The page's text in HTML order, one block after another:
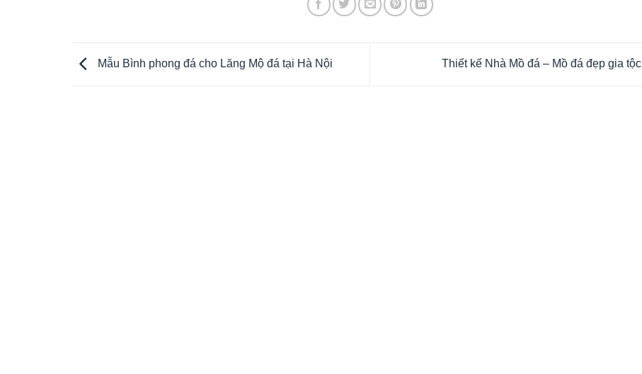
Mẫu Bình phong đá cho Lăng Mộ đá tại Hà Nội Thiết kế Nhà Mồ đá – Mồ đá đẹp gia tộc